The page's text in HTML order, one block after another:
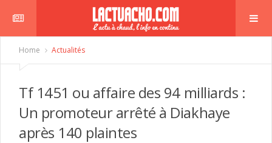
Home Actualités
Tf 1451 ou affaire des 94 milliards :
Un promoteur arrêté à Diakhaye
après 140 plaintes